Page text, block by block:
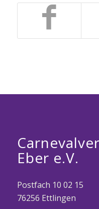
Eber e.V.
Postfach 10 02 15
76256 Ettlingen